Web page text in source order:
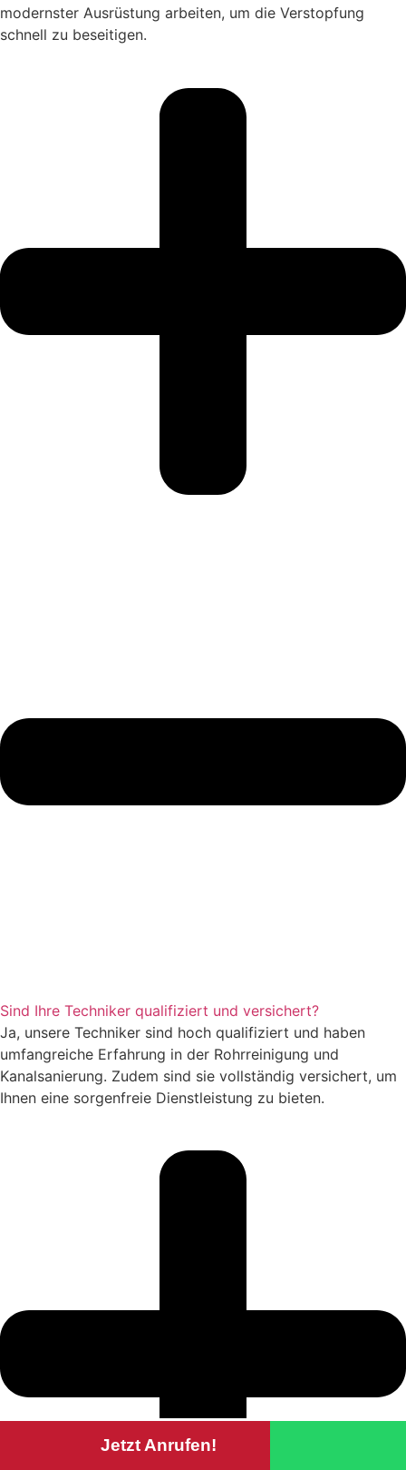
modernster Ausrüstung arbeiten, um die Verstopfung
schnell zu beseitigen.
Sind Ihre Techniker qualifiziert und versichert?
Ja, unsere Techniker sind hoch qualifiziert und haben
umfangreiche Erfahrung in der Rohrreinigung und
Kanalsanierung. Zudem sind sie vollständig versichert, um
Ihnen eine sorgenfreie Dienstleistung zu bieten.
Jetzt Anrufen!